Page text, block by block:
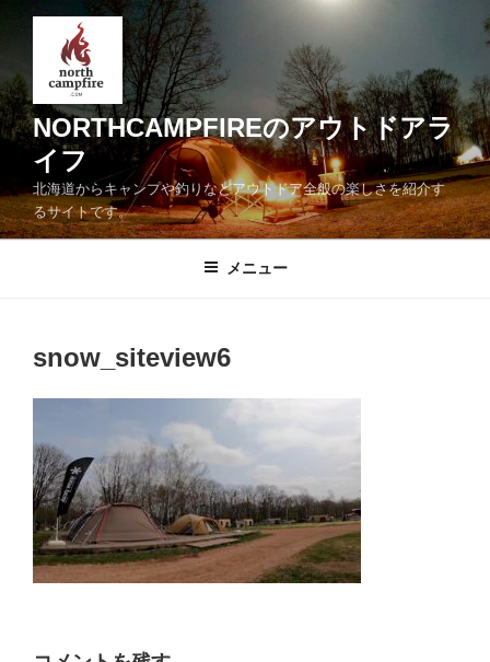
ン
ツ
へ
キ
ッ
NORTHCAMPFIREのアウトドアラ
イフ
北海道からキャンプや釣りなどアウトドア全般の楽しさを紹介す
るサイトです。
メニュー
snow_siteview6